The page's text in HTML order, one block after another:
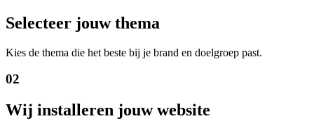
Selecteer jouw thema
Kies de thema die het beste bij je brand en doelgroep past.
02
Wij installeren jouw website